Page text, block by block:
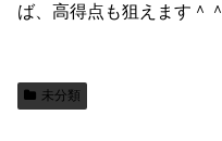
ば、高得点も狙えます＾＾
未分類